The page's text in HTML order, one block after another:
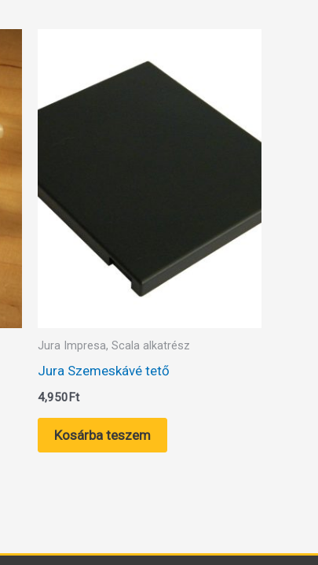
Jura Impresa, Scala alkatrész
Jura Szemeskávé tető
4,950Ft
Kosárba teszem